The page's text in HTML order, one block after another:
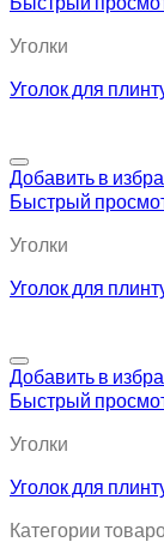
Уголки
Уголок для
Добавить в
Быстрый
Уголки
Уголок для
Добавить в
Быстрый
Уголки
Уголок для
Категории